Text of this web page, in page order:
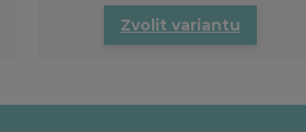
Zvolit variantu